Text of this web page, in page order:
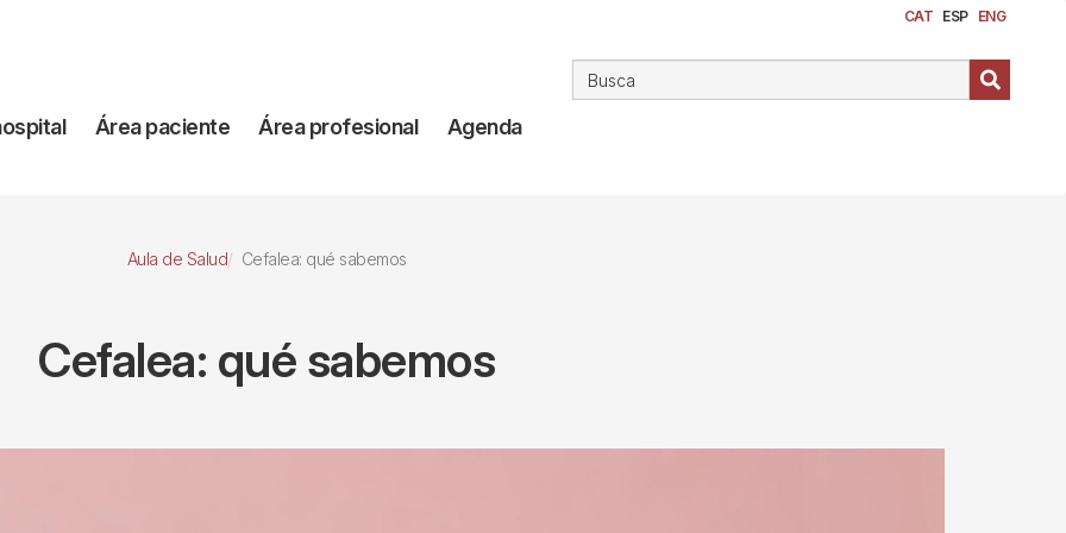
CAT ESP ENG
Área paciente Área profesional Agenda
Aula de Salud Cefalea: qué sabemos
Cefalea: qué sabemos